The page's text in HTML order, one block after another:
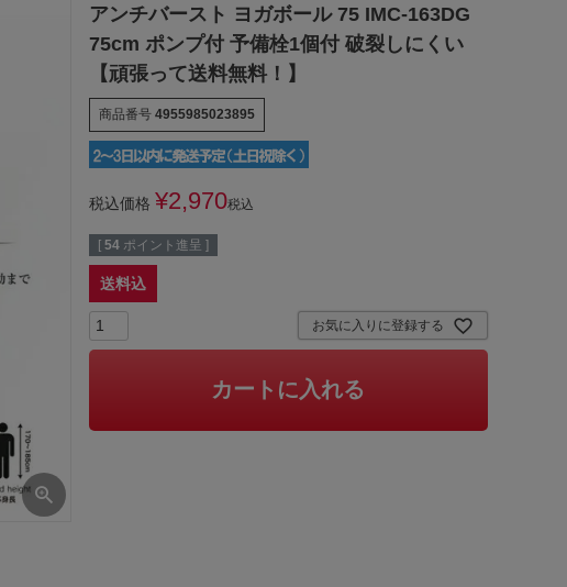
アンチバースト ヨガボール 75 IMC-163DG
75cm ポンプ付 予備栓1個付 破裂しにくい
【頑張って送料無料！】
商品番号 4955985023895
税込価格 ¥2,970税込
[ 54 ポイント進呈 ]
送料込
お気に入りに登録する
カートに入れる